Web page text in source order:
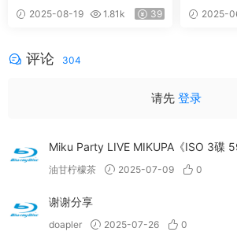
u no Miteiru Fuukei~ STADIU
M 2011 [BDISO 2BD 63.5GB]
2025-08-19 1.81k 39
A-
GB]
2025-
评论 304
请先 登录
Miku Party LIVE MIKUPA《ISO 3碟
油甘柠檬茶 2025-07-09 0
谢谢分享
doapler 2025-07-26 0